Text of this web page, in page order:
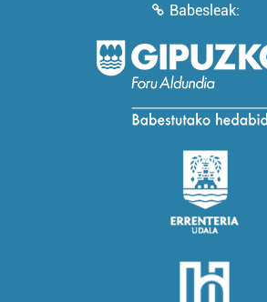
Babesleak: